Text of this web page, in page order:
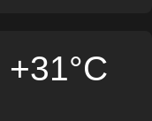
+31°C